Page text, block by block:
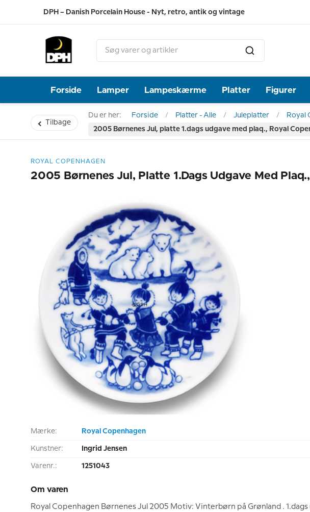
DPH – Danish Porcelain House - Nyt, retro, antik og vintage
Forside Lamper Lampeskærme Platter Figurer
Tilbage
Du er her: Forside Platter - Alle Juleplatter Royal
2005 Børnenes Jul, platte 1.dags udgave med plaq., Royal
ROYAL COPENHAGEN
2005 Børnenes Jul, Platte 1.dags Udgave Med
Mærke: Royal Copenhagen
Kunstner: Ingrid Jensen
Varenr.: 1251043
Om varen
Royal Copenhagen Børnenes Jul 2005 Motiv: Vinterbørn på Grønland .